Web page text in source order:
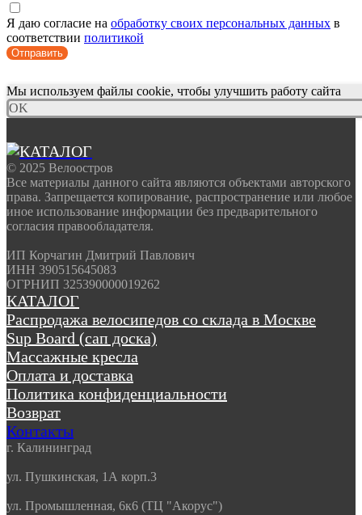
Я даю согласие на обработку своих персональных данных в
соответствии политикой
Отправить
Мы используем файлы cookie, чтобы улучшить работу сайта
OK
© 2025 Велоостров
Все материалы данного сайта являются объектами авторского
права. Запрещается копирование, распространение или любое
иное использование информации без предварительного
согласия правообладателя.
ИП Корчагин Дмитрий Павлович
ИНН 390515645083
ОГРНИП 325390000019262
КАТАЛОГ
Распродажа велосипедов со склада в Москве
Sup Board (сап доска)
Массажные кресла
Оплата и доставка
Политика конфиденциальности
Возврат
Контакты
г. Калининград
ул. Пушкинская, 1А корп.3
ул. Промышленная, 6к6 (ТЦ "Акорус")